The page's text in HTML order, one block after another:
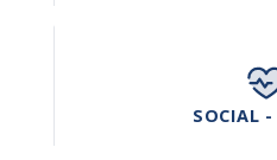
SOCIAL -